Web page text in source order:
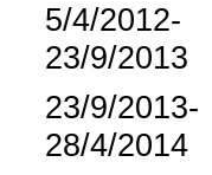
5/4/2012-
23/9/2013
23/9/2013-
28/4/2014